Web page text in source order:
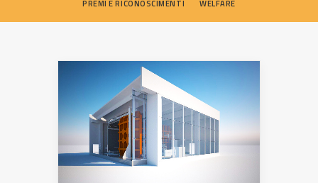
PREMI E RICONOSCIMENTI
WELFARE